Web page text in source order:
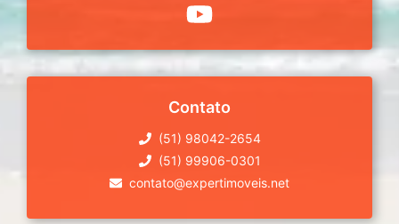
Contato
(51) 98042-2654
(51) 99906-0301
contato@expertimoveis.net